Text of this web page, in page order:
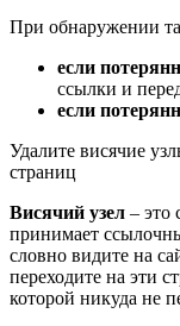
При обнаружении
если
ссылки и
если
Удалите висячие
страниц
Висячий узел – это
принимает
словно видите на
переходите на эти
которой никуда не